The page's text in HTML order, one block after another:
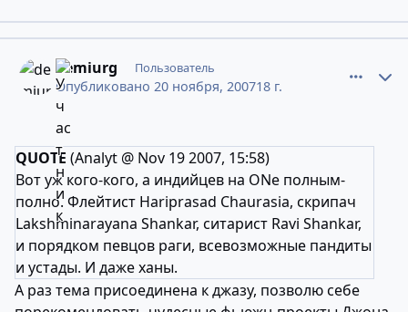
demiurg Пользователь
Опубликовано 20 ноября, 200718 г.
QUOTE (Analyt @ Nov 19 2007, 15:58)
Вот уж кого-кого, а индийцев на ONe полным-
полно. Флейтист Hariprasad Chaurasia, скрипач
Lakshminarayana Shankar, ситарист Ravi Shankar,
и порядком певцов раги, всевозможные пандиты
и устады. И даже ханы.
А раз тема присоединена к джазу, позволю себе